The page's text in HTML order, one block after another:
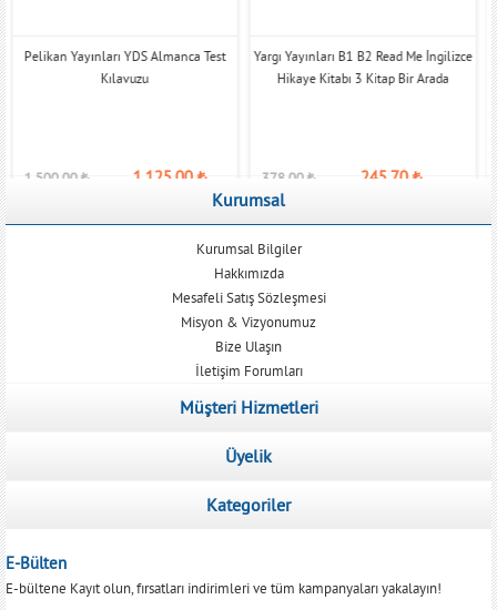
Pelikan Yayınları YDS Almanca Test
Kılavuzu
1.500,00₺ 1.125,00₺
Yargı Yayınları B1 B2 Read Me İngilizce
Hikaye Kitabı 3 Kitap Bir Arada
378,00₺ 245,70₺
Kurumsal
Kurumsal Bilgiler
Hakkımızda
Mesafeli Satış Sözleşmesi
Misyon & Vizyonumuz
Bize Ulaşın
İletişim Forumları
Müşteri Hizmetleri
Üyelik
Kategoriler
E-Bülten
E-bültene Kayıt olun, fırsatları indirimleri ve tüm kampanyaları yakalayın!